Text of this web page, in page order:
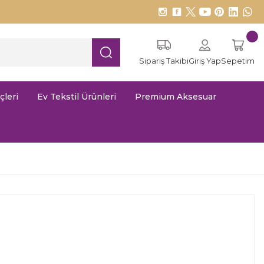
Sipariş TakibiGiriş YapSepetim
Ev Tekstil Ürünleri Premium Aksesuar